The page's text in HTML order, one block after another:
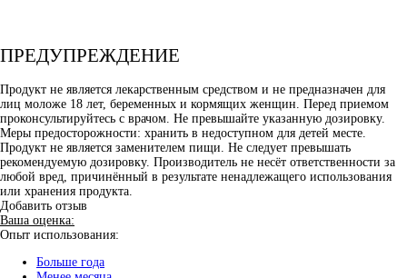
ПРЕДУПРЕЖДЕНИЕ
Продукт не является лекарственным средством и не предназначен для
лиц моложе 18 лет, беременных и кормящих женщин. Перед приемом
проконсультируйтесь с врачом. Не превышайте указанную дозировку.
Меры предосторожности: хранить в недоступном для детей месте.
Продукт не является заменителем пищи. Не следует превышать
рекомендуемую дозировку. Производитель не несёт ответственности за
любой вред, причинённый в результате ненадлежащего использования
или хранения продукта.
Добавить отзыв
Ваша оценка:
Опыт использования:
Больше года